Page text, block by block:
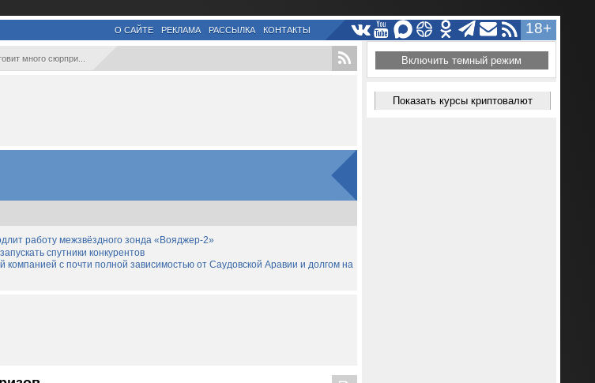
18+
О САЙТЕ РЕКЛАМА РАССЫЛКА КОНТАКТЫ
много сюрпри...
работу межзвёздного зонда «Вояджер-2»
спутники конкурентов
компанией с почти полной зависимостью от Саудовской Аравии и долгом на
Включить темный режим
Показать курсы криптовалют